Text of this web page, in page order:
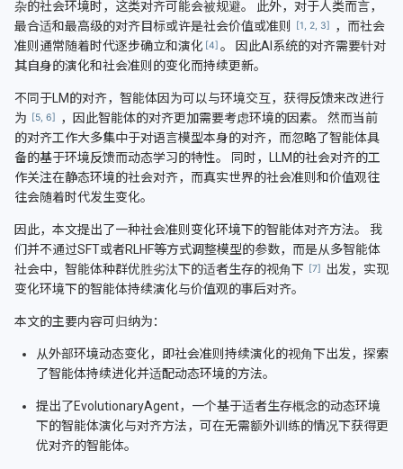
杂的社会环境时，这类对齐可能会被规避。 此外，对于人类而言，
最合适和最高级的对齐目标或许是社会价值或准则
，而社会
准则通常随着时代逐步确立和演化
。 因此AI系统的对齐需要针对
其自身的演化和社会准则的变化而持续更新。
不同于LM的对齐，智能体因为可以与环境交互，获得反馈来改进行
为
，因此智能体的对齐更加需要考虑环境的因素。 然而当前
的对齐工作大多集中于对语言模型本身的对齐，而忽略了智能体具
备的基于环境反馈而动态学习的特性。 同时，LLM的社会对齐的工
作关注在静态环境的社会对齐，而真实世界的社会准则和价值观往
往会随着时代发生变化。
因此，本文提出了一种社会准则变化环境下的智能体对齐方法。 我
们并不通过SFT或者RLHF等方式调整模型的参数，而是从多智能体
社会中，智能体种群优胜劣汰下的适者生存的视角下
出发，实现
变化环境下的智能体持续演化与价值观的事后对齐。
本文的主要内容可归纳为：
从外部环境动态变化，即社会准则持续演化的视角下出发，探索
了智能体持续进化并适配动态环境的方法。
提出了EvolutionaryAgent，一个基于适者生存概念的动态环境
下的智能体演化与对齐方法，可在无需额外训练的情况下获得更
优对齐的智能体。